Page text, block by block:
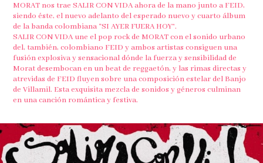
MORAT nos trae SALIR CON VIDA ahora de la mano junto a FEID,
siendo éste, el nuevo adelanto del esperado nuevo y cuarto álbum
de la banda colombiana “SI AYER FUERA HOY”.
SALIR CON VIDA une el pop rock de MORAT con el sonido urbano
del, también, colombiano FEID y ambos artistas consiguen una
fusión explosiva y sensacional dónde la fuerza y sensibilidad de
Morat desembocan en un beat de reggaetón, y las rimas directas y
atrevidas de FEID fluyen sobre una composición estelar del Banjo
de Villamil. Esta exquisita mezcla de sonidos y géneros culminan
en una canción romántica y festiva.